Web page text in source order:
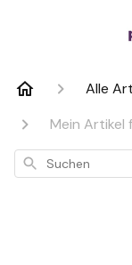
Alle
Mein
Suchen